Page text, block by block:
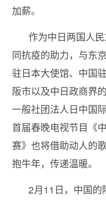
加薪。
作为中日两国人
同抗疫的助力，与东
驻日本大使馆、中国
阪市以及中日政商界
一般社团法人日中国
首届春晚电视节目《
赛》也将借助动人的
抱牛年，传递温暖。
2月11日，中国的